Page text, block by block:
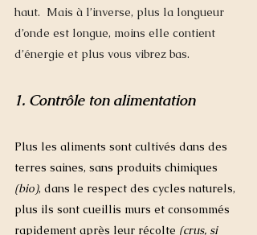
haut.  Mais à l’inverse, plus la longueur
d’onde est longue, moins elle contient
d’énergie et plus vous vibrez bas.
1. Contrôle ton alimentation
Plus les aliments sont cultivés dans des
terres saines, sans produits chimiques
(bio), dans le respect des cycles naturels,
plus ils sont cueillis murs et consommés
rapidement après leur récolte (crus, si